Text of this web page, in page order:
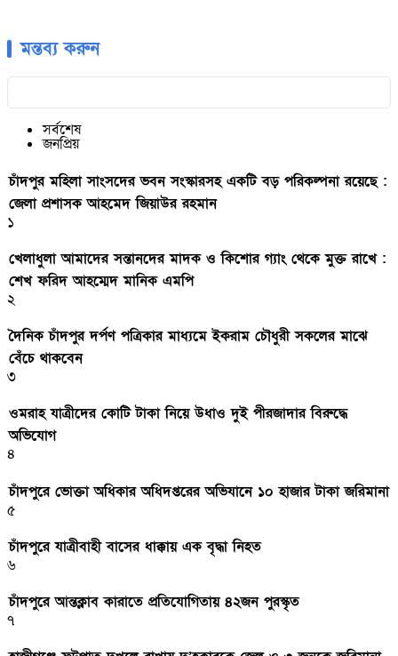
মন্তব্য করুন
সর্বশেষ
জনপ্রিয়
চাঁদপুর মহিলা সাংসদের ভবন সংস্কারসহ একটি বড় পরিকল্পনা রয়েছে :
জেলা প্রশাসক আহমেদ জিয়াউর রহমান
১
খেলাধুলা আমাদের সন্তানদের মাদক ও কিশোর গ্যাং থেকে মুক্ত রাখে :
শেখ ফরিদ আহম্মেদ মানিক এমপি
২
দৈনিক চাঁদপুর দর্পণ পত্রিকার মাধ্যমে ইকরাম চৌধুরী সকলের মাঝে
বেঁচে থাকবেন
৩
ওমরাহ যাত্রীদের কোটি টাকা নিয়ে উধাও দুই পীরজাদার বিরুদ্ধে
অভিযোগ
৪
চাঁদপুরে ভোক্তা অধিকার অধিদপ্তরের অভিযানে ১০ হাজার টাকা জরিমানা
৫
চাঁদপুরে যাত্রীবাহী বাসের ধাক্কায় এক বৃদ্ধা নিহত
৬
চাঁদপুরে আন্তক্লাব কারাতে প্রতিযোগিতায় ৪২জন পুরস্কৃত
৭